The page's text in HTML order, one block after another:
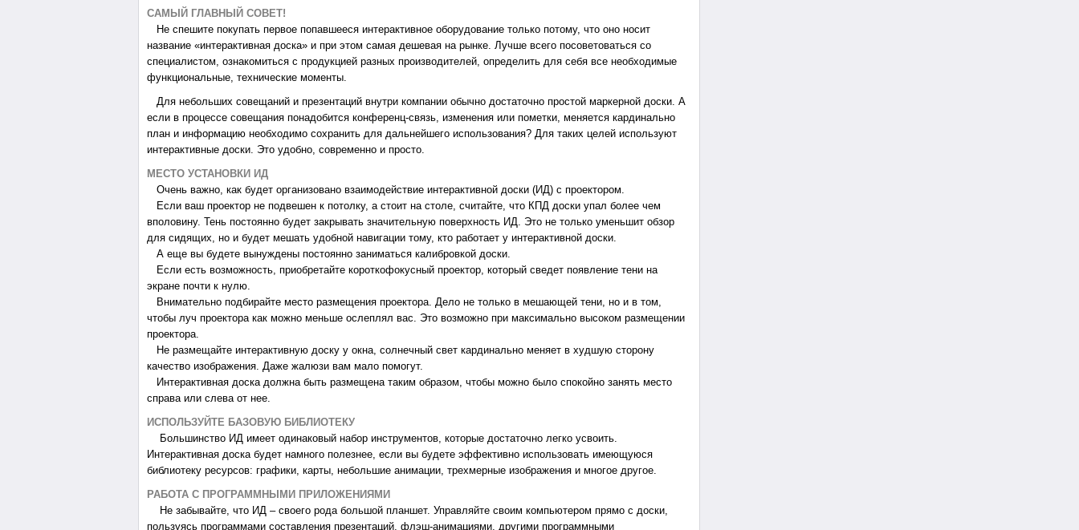
САМЫЙ ГЛАВНЫЙ СОВЕТ!
Не спешите покупать первое попавшееся интерактивное оборудование только потому, что оно носит
название «интерактивная доска» и при этом самая дешевая на рынке. Лучше всего посоветоваться со
специалистом, ознакомиться с продукцией разных производителей, определить для себя все необходимые
функциональные, технические моменты.
Для небольших совещаний и презентаций внутри компании обычно достаточно простой маркерной доски. А
если в процессе совещания понадобится конференц-связь, изменения или пометки, меняется кардинально
план и информацию необходимо сохранить для дальнейшего использования? Для таких целей используют
интерактивные доски. Это удобно, современно и просто.
МЕСТО УСТАНОВКИ ИД
Очень важно, как будет организовано взаимодействие интерактивной доски (ИД) с проектором.
Если ваш проектор не подвешен к потолку, а стоит на столе, считайте, что КПД доски упал более чем
вполовину. Тень постоянно будет закрывать значительную поверхность ИД. Это не только уменьшит обзор
для сидящих, но и будет мешать удобной навигации тому, кто работает у интерактивной доски.
А еще вы будете вынуждены постоянно заниматься калибровкой доски.
Если есть возможность, приобретайте короткофокусный проектор, который сведет появление тени на
экране почти к нулю.
Внимательно подбирайте место размещения проектора. Дело не только в мешающей тени, но и в том,
чтобы луч проектора как можно меньше ослеплял вас. Это возможно при максимально высоком размещении
проектора.
Не размещайте интерактивную доску у окна, солнечный свет кардинально меняет в худшую сторону
качество изображения. Даже жалюзи вам мало помогут.
Интерактивная доска должна быть размещена таким образом, чтобы можно было спокойно занять место
справа или слева от нее.
ИСПОЛЬЗУЙТЕ БАЗОВУЮ БИБЛИОТЕКУ
Большинство ИД имеет одинаковый набор инструментов, которые достаточно легко усвоить.
Интерактивная доска будет намного полезнее, если вы будете эффективно использовать имеющуюся
библиотеку ресурсов: графики, карты, небольшие анимации, трехмерные изображения и многое другое.
РАБОТА С ПРОГРАММНЫМИ ПРИЛОЖЕНИЯМИ
Не забывайте, что ИД – своего рода большой планшет. Управляйте своим компьютером прямо с доски,
пользуясь программами составления презентаций, флэш-анимациями, другими программными